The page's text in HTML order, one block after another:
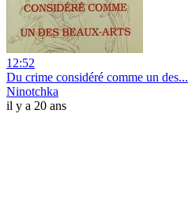
12:52
Du crime considéré comme un des...
Ninotchka
il y a 20 ans